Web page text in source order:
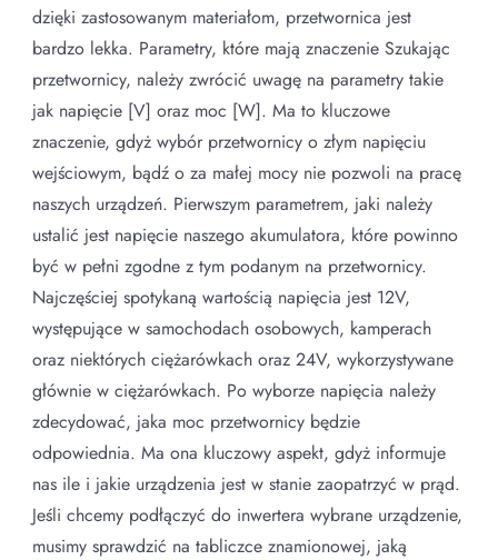
dzięki zastosowanym materiałom, przetwornica jest
bardzo lekka. Parametry, które mają znaczenie Szukając
przetwornicy, należy zwrócić uwagę na parametry takie
jak napięcie [V] oraz moc [W]. Ma to kluczowe
znaczenie, gdyż wybór przetwornicy o złym napięciu
wejściowym, bądź o za małej mocy nie pozwoli na pracę
naszych urządzeń. Pierwszym parametrem, jaki należy
ustalić jest napięcie naszego akumulatora, które powinno
być w pełni zgodne z tym podanym na przetwornicy.
Najczęściej spotykaną wartością napięcia jest 12V,
występujące w samochodach osobowych, kamperach
oraz niektórych ciężarówkach oraz 24V, wykorzystywane
głównie w ciężarówkach. Po wyborze napięcia należy
zdecydować, jaka moc przetwornicy będzie
odpowiednia. Ma ona kluczowy aspekt, gdyż informuje
nas ile i jakie urządzenia jest w stanie zaopatrzyć w prąd.
Jeśli chcemy podłączyć do inwertera wybrane urządzenie,
musimy sprawdzić na tabliczce znamionowej, jaką